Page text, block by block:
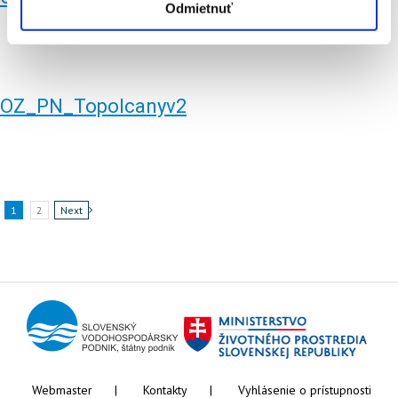
Odmietnuť
OZ_PN_Topolcanyv2
1 2 Next
Webmaster Kontakty Vyhlásenie o prístupnosti